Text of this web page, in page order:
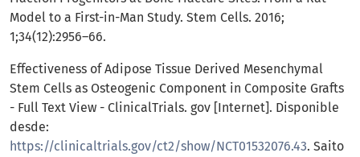
Model to a First-in-Man Study. Stem Cells. 2016;
1;34(12):2956–66.
Effectiveness of Adipose Tissue Derived Mesenchymal
Stem Cells as Osteogenic Component in Composite Grafts
- Full Text View - ClinicalTrials. gov [Internet]. Disponible
desde:
https://clinicaltrials.gov/ct2/show/NCT01532076.43. Saito